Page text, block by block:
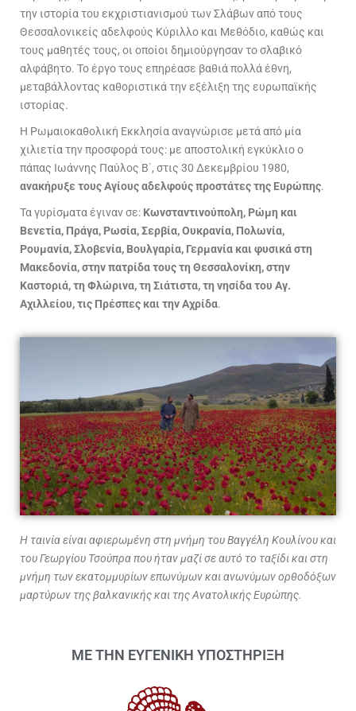
την ιστορία του εκχριστιανισμού των Σλάβων από τους
Θεσσαλονικείς αδελφούς Κύριλλο και Μεθόδιο, καθώς και
τους μαθητές τους, οι οποίοι δημιούργησαν το σλαβικό
αλφάβητο. Το έργο τους επηρέασε βαθιά πολλά έθνη,
μεταβάλλοντας καθοριστικά την εξέλιξη της ευρωπαϊκής
ιστορίας.
Η Ρωμαιοκαθολική Εκκλησία αναγνώρισε μετά από μία
χιλιετία την προσφορά τους: με αποστολική εγκύκλιο ο
πάπας Ιωάννης Παύλος Β΄, στις 30 Δεκεμβρίου 1980,
ανακήρυξε τους Αγίους αδελφούς προστάτες της Ευρώπης.
Τα γυρίσματα έγιναν σε: Κωνσταντινούπολη, Ρώμη και
Βενετία, Πράγα, Ρωσία, Σερβία, Ουκρανία, Πολωνία,
Ρουμανία, Σλοβενία, Βουλγαρία, Γερμανία και φυσικά στη
Μακεδονία, στην πατρίδα τους τη Θεσσαλονίκη, στην
Καστοριά, τη Φλώρινα, τη Σιάτιστα, τη νησίδα του Αγ.
Αχιλλείου, τις Πρέσπες και την Αχρίδα.
Η ταινία είναι αφιερωμένη στη μνήμη του Βαγγέλη Κουλίνου και
του Γεωργίου Τσούπρα που ήταν μαζί σε αυτό το ταξίδι και στη
μνήμη των εκατομμυρίων επωνύμων και ανωνύμων ορθοδόξων
μαρτύρων της βαλκανικής και της Ανατολικής Ευρώπης.
ΜΕ ΤΗΝ ΕΥΓΕΝΙΚΗ ΥΠΟΣΤΗΡΙΞΗ